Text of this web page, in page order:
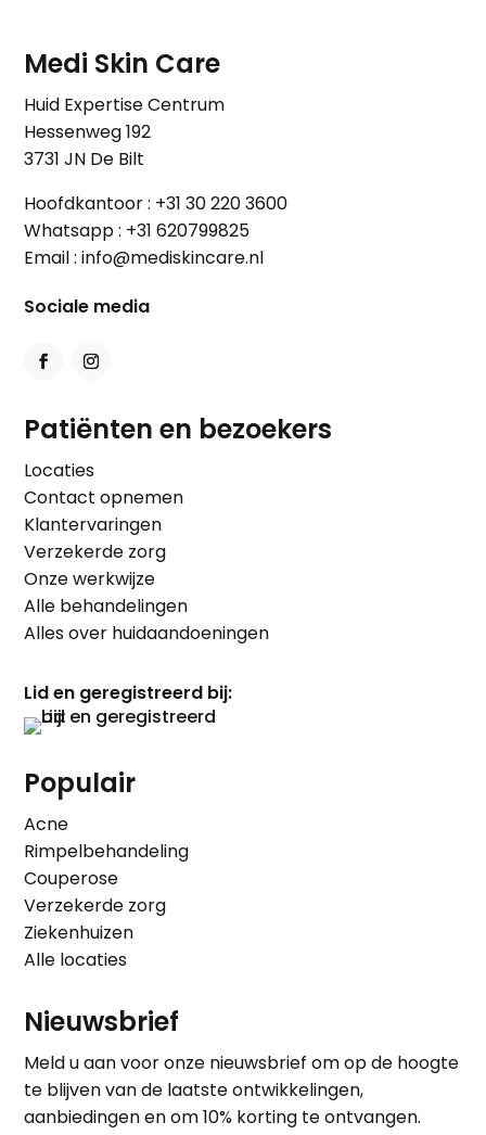
Medi Skin Care
Huid Expertise Centrum
Hessenweg 192
3731 JN De Bilt
Hoofdkantoor : +31 30 220 3600
Whatsapp : +31 620799825
Email : info@mediskincare.nl
Sociale media
Patiënten en bezoekers
Locaties
Contact opnemen
Klantervaringen
Verzekerde zorg
Onze werkwijze
Alle behandelingen
Alles over huidaandoeningen
Lid en geregistreerd bij:
Populair
Acne
Rimpelbehandeling
Couperose
Verzekerde zorg
Ziekenhuizen
Alle locaties
Nieuwsbrief
Meld u aan voor onze nieuwsbrief om op de hoogte
te blijven van de laatste ontwikkelingen,
aanbiedingen en om 10% korting te ontvangen.